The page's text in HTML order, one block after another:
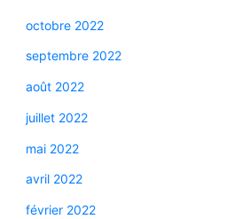
octobre 2022
septembre 2022
août 2022
juillet 2022
mai 2022
avril 2022
février 2022